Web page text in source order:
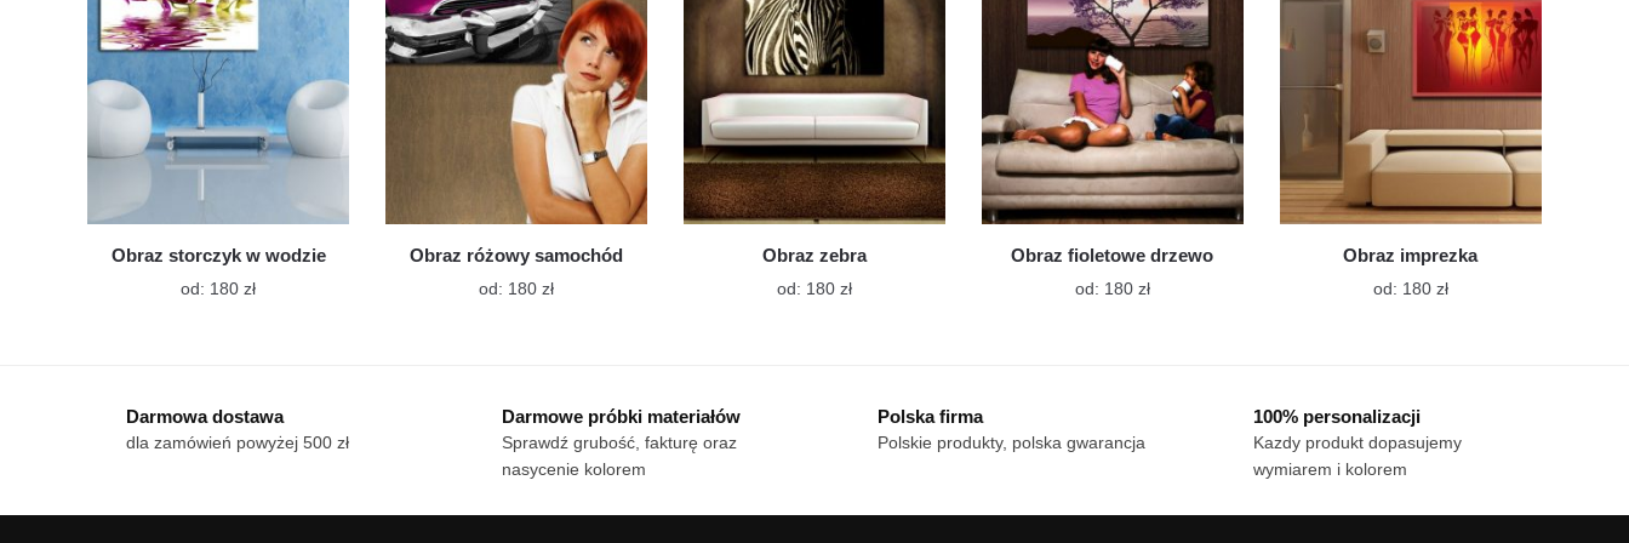
wybrać
produktu
wybrać
na
stronie
produktu
na
stronie
produktu
wybrać
na
stronie
produktu
wybrać
na
stronie
produktu
Obraz storczyk w wodzie
od: 180 złTen
Opcje
można
Obraz różowy samochód
od: 180 złTen
Opcje
można
wybrać
Obraz zebra
od: 180 złTen
Opcje
można
Obraz fioletowe drzewo
od: 180 złTen
Obraz imprezka
od: 180 złTen
można
Darmowa dostawa
dla zamówień powyżej 500 zł
Darmowe próbki materiałów
Sprawdź grubość, fakturę oraz
nasycenie kolorem
Polska firma
Polskie produkty, polska gwarancja
100% personalizacji
Kazdy produkt dopasujemy
wymiarem i kolorem